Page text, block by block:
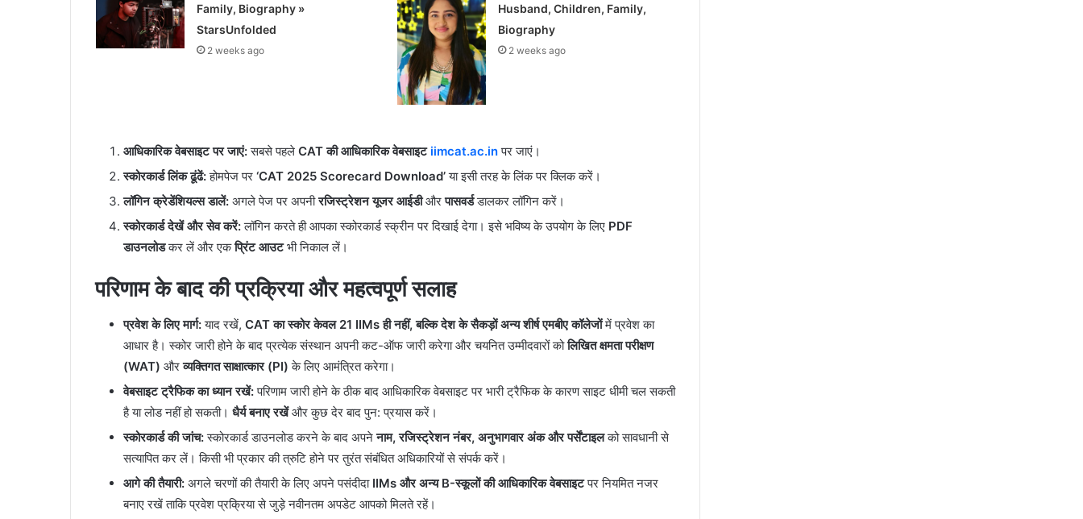
Family, Biography »
StarsUnfolded
2 weeks ago
Husband, Children, Family,
Biography
2 weeks ago
आधिकारिक वेबसाइट पर जाएं:सबसे पहले CAT की आधिकारिक वेबसाइट iimcat.ac.inपर जाएं।
स्कोरकार्ड लिंक ढूंढें:होमपेज पर ‘CAT 2025 Scorecard Download’या इसी तरह के लिंक पर क्लिक करें।
लॉगिन क्रेडेंशियल्स डालें: अगले पेज पर अपनीरजिस्ट्रेशन यूजर आईडीऔरपासवर्डडालकर लॉगिन करें।
स्कोरकार्ड देखें और सेव करें:लॉगिन करते ही आपका स्कोरकार्ड स्क्रीन पर दिखाई देगा। इसे भविष्य के उपयोग के लिए PDF
डाउनलोडकर लें और एकप्रिंट आउटभी निकाल लें।
परिणाम के बाद की प्रक्रिया और महत्वपूर्ण सलाह
प्रवेश के लिए मार्ग:याद रखें, CAT का स्कोर केवल 21 IIMs ही नहीं, बल्कि देश के सैकड़ों अन्य शीर्ष एमबीए कॉलेजोंमें प्रवेश का
आधार है। स्कोर जारी होने के बाद प्रत्येक संस्थान अपनी कट-ऑफ जारी करेगा और चयनित उम्मीदवारों कोलिखित क्षमता परीक्षण
(WAT) औरव्यक्तिगत साक्षात्कार (PI) के लिए आमंत्रित करेगा।
वेबसाइट ट्रैफिक का ध्यान रखें:परिणाम जारी होने के ठीक बाद आधिकारिक वेबसाइट पर भारी ट्रैफिक के कारण साइट धीमी चल सकती
है या लोड नहीं हो सकती। धैर्य बनाए रखेंऔर कुछ देर बाद पुन: प्रयास करें।
स्कोरकार्ड की जांच:स्कोरकार्ड डाउनलोड करने के बाद अपनेनाम, रजिस्ट्रेशन नंबर, अनुभागवार अंक और पर्सेंटाइलको सावधानी से
सत्यापित कर लें। किसी भी प्रकार की त्रुटि होने पर तुरंत संबंधित अधिकारियों से संपर्क करें।
आगे की तैयारी: अगले चरणों की तैयारी के लिए अपने पसंदीदा IIMs और अन्य B-स्कूलों की आधिकारिक वेबसाइटपर नियमित नजर
बनाए रखें ताकि प्रवेश प्रक्रिया से जुड़े नवीनतम अपडेट आपको मिलते रहें।